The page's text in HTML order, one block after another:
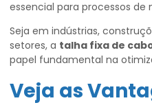
essencial para processos
Seja em indústrias,
setores, a talha fixa de
papel fundamental na
Veja as